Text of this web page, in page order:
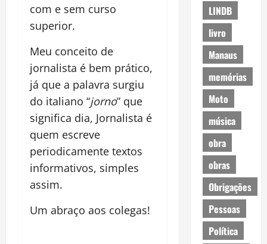
com e sem curso
superior.
Meu conceito de
jornalista é bem prático,
já que a palavra surgiu
do italiano “jorno” que
significa dia, Jornalista é
quem escreve
periodicamente textos
informativos, simples
assim.
Um abraço aos colegas!
LINDB
livro
Manaus
memórias
Moto
música
obra
obras
Obrigações
Pessoas
Política